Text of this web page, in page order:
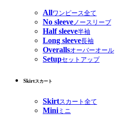
Allワンピース全て
No sleeve ノースリーブ
Half sleeve半袖
Long sleeve長袖
Overallsオーバーオール
Setupセットアップ
Skirtスカート
Skirtスカート全て
Miniミニ